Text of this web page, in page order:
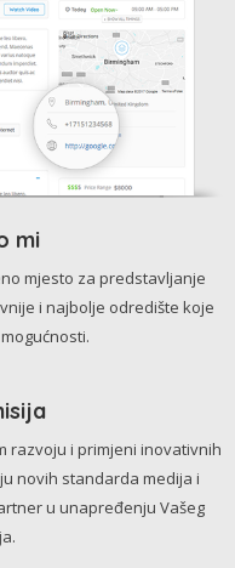
mi
mjesto za predstavljanje
i najbolje odredište koje
razvoju i primjeni inovativnih
novih standarda medija i
u unapređenju Vašeg